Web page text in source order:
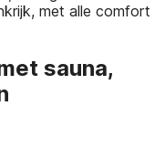
met alle comfort
sauna,